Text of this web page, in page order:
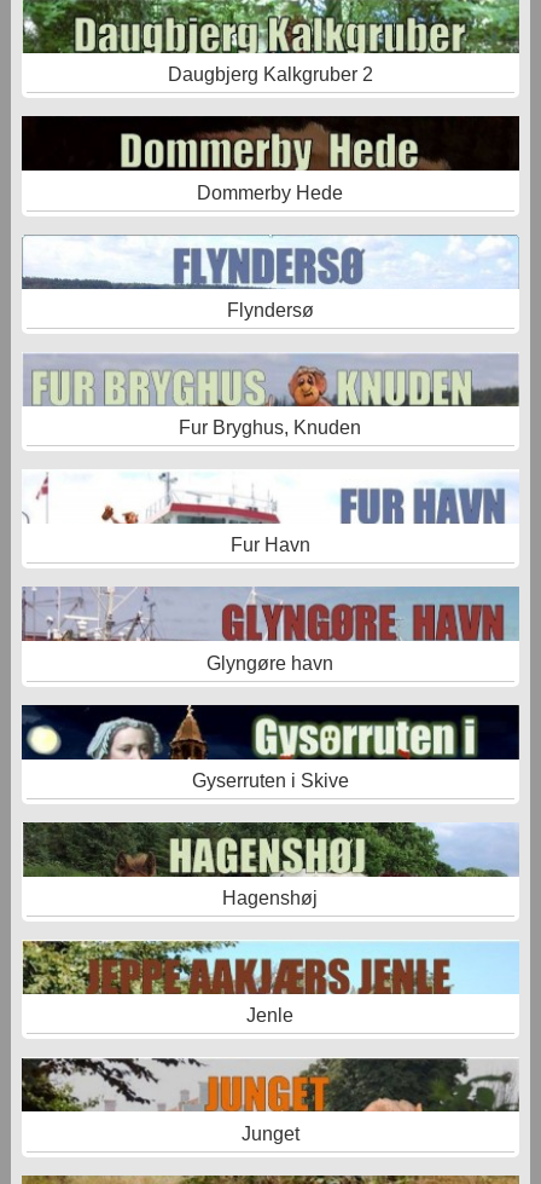
Daugbjerg Kalkgruber 2
Dommerby Hede
Flyndersø
Fur Bryghus, Knuden
Fur Havn
Glyngøre havn
Gyserruten i Skive
Hagenshøj
Jenle
Junget